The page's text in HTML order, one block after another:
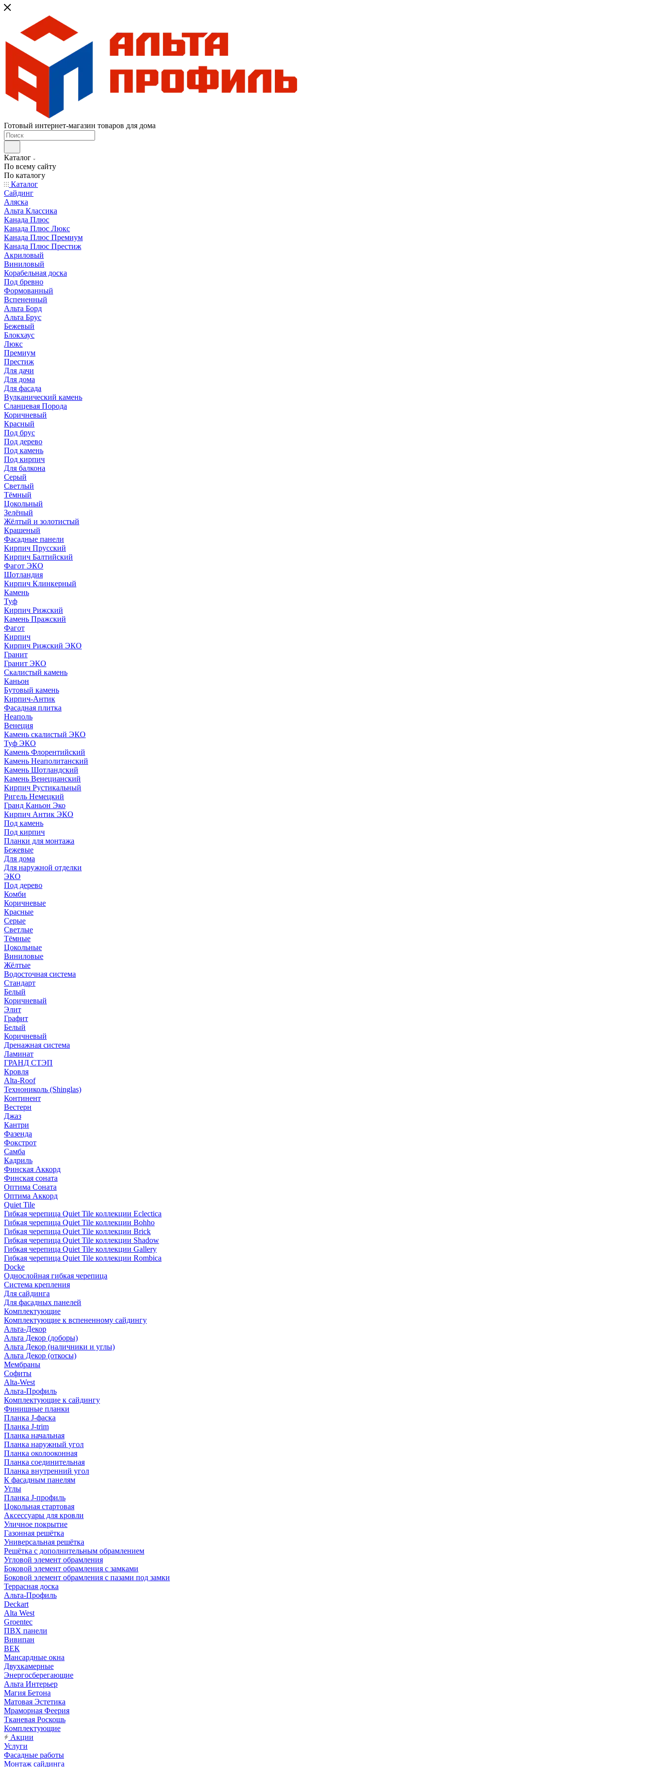
Готовый интернет-магазин товаров для дома
Каталог
По всему сайту
По каталогу
Каталог
Сайдинг
Аляска
Альта Классика
Канада Плюс
Канада Плюс Люкс
Канада Плюс Премиум
Канада Плюс Престиж
Акриловый
Виниловый
Корабельная доска
Под бревно
Формованный
Вспененный
Альта Борд
Альта Брус
Бежевый
Блокхаус
Люкс
Премиум
Престиж
Для дачи
Для дома
Для фасада
Вулканический камень
Сланцевая Порода
Коричневый
Красный
Под брус
Под дерево
Под камень
Под кирпич
Для балкона
Серый
Светлый
Тёмный
Цокольный
Зелёный
Жёлтый и золотистый
Крашеный
Фасадные панели
Кирпич Прусский
Кирпич Балтийский
Фагот ЭКО
Шотландия
Кирпич Клинкерный
Камень
Туф
Кирпич Рижский
Камень Пражский
Фагот
Кирпич
Кирпич Рижский ЭКО
Гранит
Гранит ЭКО
Скалистый камень
Каньон
Бутовый камень
Кирпич-Антик
Фасадная плитка
Неаполь
Венеция
Камень скалистый ЭКО
Туф ЭКО
Камень Флорентийский
Камень Неаполитанский
Камень Шотландский
Камень Венецианский
Кирпич Рустикальный
Ригель Немецкий
Гранд Каньон Эко
Кирпич Антик ЭКО
Под камень
Под кирпич
Планки для монтажа
Бежевые
Для дома
Для наружной отделки
ЭКO
Под дерево
Комби
Коричневые
Красные
Серые
Светлые
Тёмные
Цокольные
Виниловые
Жёлтые
Водосточная система
Стандарт
Белый
Коричневый
Элит
Графит
Белый
Коричневый
Дренажная система
Ламинат
ГРАНД СТЭП
Кровля
Alta-Roof
Технониколь (Shinglas)
Континент
Вестерн
Джаз
Кантри
Фазенда
Фокстрот
Самба
Кадриль
Финская Аккорд
Финская соната
Оптима Соната
Оптима Аккорд
Quiet Tile
Гибкая черепица Quiet Tile коллекции Eclectica
Гибкая черепица Quiet Tile коллекции Bohho
Гибкая черепица Quiet Tile коллекции Brick
Гибкая черепица Quiet Tile коллекции Shadow
Гибкая черепица Quiet Tile коллекции Gallery
Гибкая черепица Quiet Tile коллекции Rombica
Docke
Однослойная гибкая черепица
Система крепления
Для сайдинга
Для фасадных панелей
Комплектующие
Комплектующие к вспененному сайдингу
Альта-Декор
Альта Декор (доборы)
Альта Декор (наличники и углы)
Альта Декор (откосы)
Мембраны
Софиты
Alta-West
Альта-Профиль
Комплектующие к сайдингу
Финишные планки
Планка J-фаска
Планка J-trim
Планка начальная
Планка наружный угол
Планка околооконная
Планка соединительная
Планка внутренний угол
К фасадным панелям
Углы
Планка J-профиль
Цокольная стартовая
Аксессуары для кровли
Уличное покрытие
Газонная решётка
Универсальная решётка
Решётка с дополнительным обрамлением
Угловой элемент обрамления
Боковой элемент обрамления с замками
Боковой элемент обрамления с пазами под замки
Террасная доска
Альта-Профиль
Deckart
Alta West
Groentec
ПВХ панели
Вивипан
ВЕК
Мансардные окна
Двухкамерные
Энергосберегающие
Альта Интерьер
Магия Бетона
Матовая Эстетика
Мраморная Феерия
Тканевая Роскошь
Комплектующие
Акции
Услуги
Фасадные работы
Монтаж сайдинга